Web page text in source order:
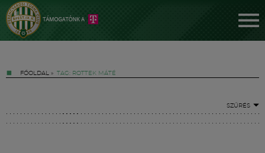
FŐOLDAL » TAG: ROTTEK MÁTÉ
SZŰRÉS